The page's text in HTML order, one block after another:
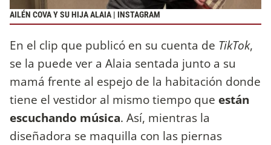
AILÉN COVA Y SU HIJA ALAIA | INSTAGRAM
En el clip que publicó en su cuenta de TikTok,
se la puede ver a Alaia sentada junto a su
mamá frente al espejo de la habitación donde
tiene el vestidor al mismo tiempo que están
escuchando música. Así, mientras la
diseñadora se maquilla con las piernas